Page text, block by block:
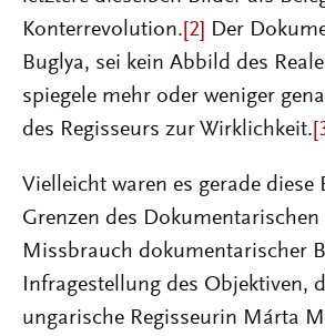
Konterrevolution. [2] Der
Buglya, sei kein Abbild des
spiegele mehr oder weniger
des Regisseurs zur Wirklichkeit.
Vielleicht waren es gerade diese
Grenzen des Dokumentarischen
Missbrauch dokumentarischer
Infragestellung des Objektiven,
ungarische Regisseurin Márta